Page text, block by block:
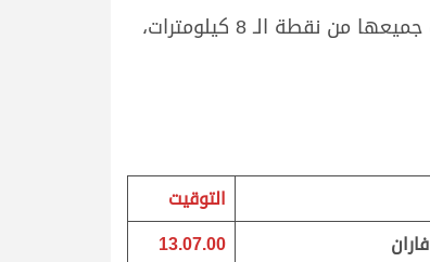
وتوالت انطلاقات الحيل والزمول شيوخ مساء اليوم على مدار 11 شوطاً، خصصت 7 منها للحيل و4 للزمول، جرت جميعها من نقطة الـ 8 كيلومترات،
التوقيت
13.07.00